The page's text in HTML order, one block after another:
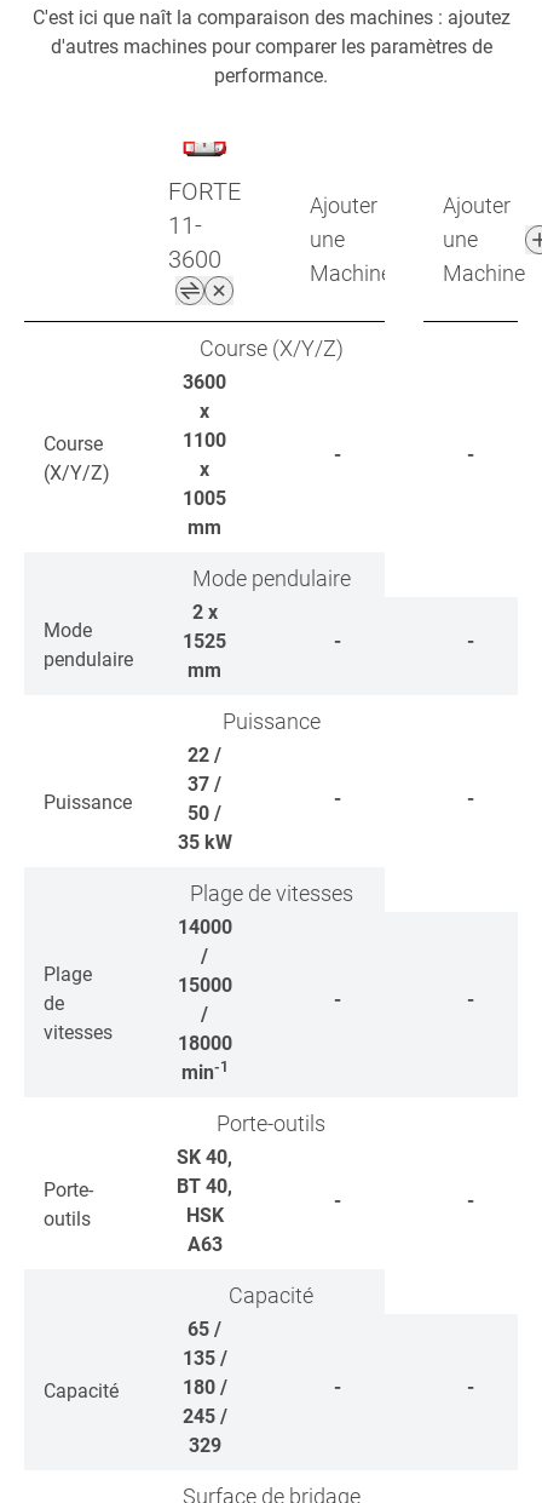
C'est ici que naît la comparaison des machines : ajoutez
d'autres machines pour comparer les paramètres de
performance.
FORTE
11-
3600
Ajouter
une
Machine
Ajouter
une
Machine
Course (X/Y/Z)
Course
(X/Y/Z)
3600
x
1100
x
1005
mm
- -
Mode pendulaire
Mode
pendulaire
2 x
1525
mm
- -
Puissance
Puissance
22 /
37 /
50 /
35 kW
- -
Plage de vitesses
Plage
de
vitesses
14000
/
15000
/
18000
min-1
- -
Porte-outils
Porte-
outils
SK 40,
BT 40,
HSK
A63
- -
Capacité
Capacité
65 /
135 /
180 /
245 /
329
- -
Surface de bridage